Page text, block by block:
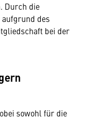
Durch die
des
bei der
sowohl für die